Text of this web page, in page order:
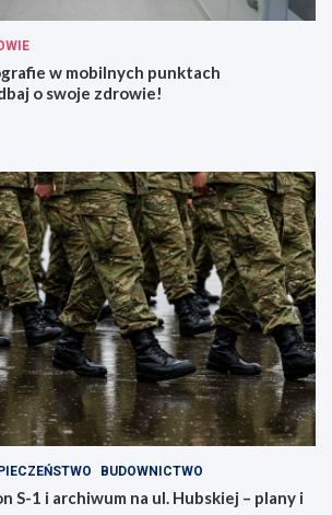
w mobilnych punktach
o swoje zdrowie!
BUDOWNICTWO
S-1 i archiwum na ul. Hubskiej – plany i